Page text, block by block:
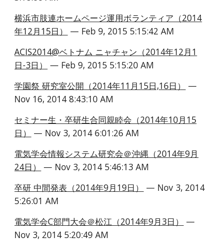
横浜市肢連ホームページ運用ボランティア（2014
年12月15日）
— Feb 9, 2015 5:15:42 AM
ACIS2014@ベトナム ニャチャン（2014年12月1
日-3日）
— Feb 9, 2015 5:15:20 AM
学園祭 研究室公開（2014年11月15日,16日）
—
Nov 16, 2014 8:43:10 AM
セミナー生・卒研生合同親睦会（2014年10月15
日）
— Nov 3, 2014 6:01:26 AM
電気学会情報システム研究会＠沖縄（2014年9月
24日）
— Nov 3, 2014 5:46:13 AM
卒研 中間発表（2014年9月19日）
— Nov 3, 2014
5:26:01 AM
電気学会C部門大会＠松江（2014年9月3日）
—
Nov 3, 2014 5:20:49 AM